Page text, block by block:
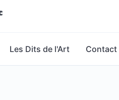
Les Dits de l'Art Contact